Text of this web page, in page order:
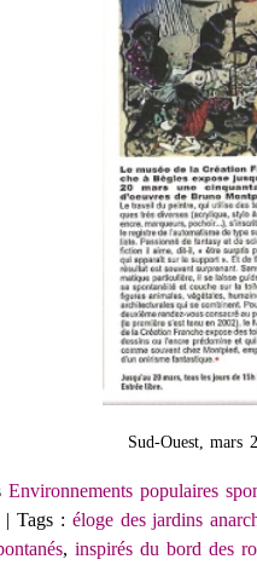
Sud-Ouest, mars
Environnements populaires
| Tags : éloge des jardins
,inspirés du bord des